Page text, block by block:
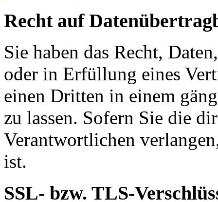
Recht auf
Sie haben das Recht,
oder in Erfüllung eines
einen Dritten in einem
zu lassen. Sofern Sie die
Verantwortlichen
ist.
SSL- bzw. TLS-